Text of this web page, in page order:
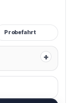
Probefahrt
+